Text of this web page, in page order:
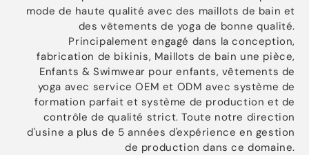
mode de haute qualité avec des maillots de bain et
des vêtements de yoga de bonne qualité.
Principalement engagé dans la conception,
fabrication de bikinis, Maillots de bain une pièce,
Enfants & Swimwear pour enfants, vêtements de
yoga avec service OEM et ODM avec système de
formation parfait et système de production et de
contrôle de qualité strict. Toute notre direction
d'usine a plus de 5 années d'expérience en gestion
de production dans ce domaine.